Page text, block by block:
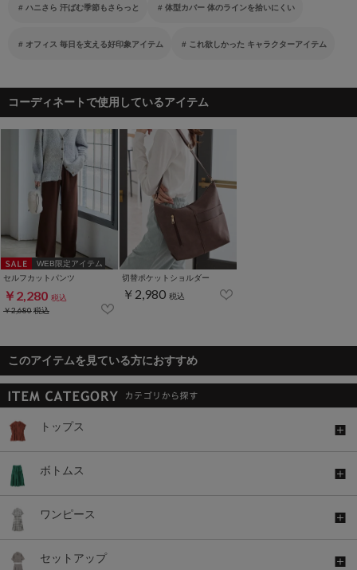
ハニさら 汗ばむ季節もさらっと 体型カバー 体のラインを拾いにくい
オフィス 毎日を支える好印象アイテム これ欲しかった キャラクターアイテム
コーディネートで使用しているアイテム
WEB限定アイテム
セルフカットパンツ
￥2,280 税込
￥2,680税込
切替ポケットショルダー
￥2,980 税込
このアイテムを見ている方におすすめ
トップス
ボトムス
ワンピース
セットアップ